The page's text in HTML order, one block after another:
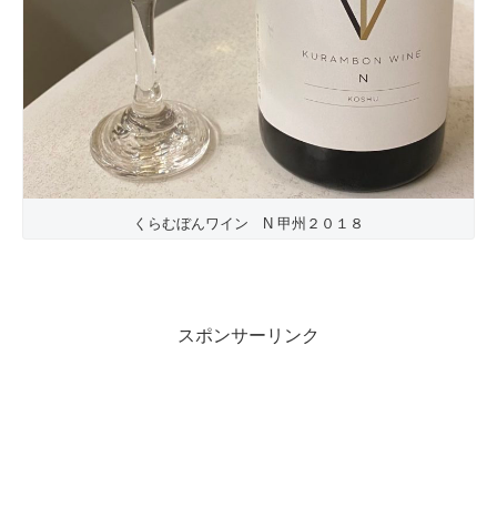
くらむぼんワイン N 甲州２０１８
スポンサーリンク